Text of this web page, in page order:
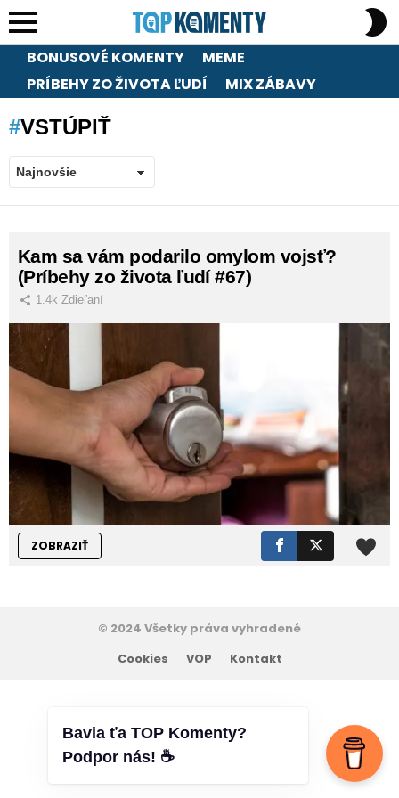
Menu
BONUSOVÉ KOMENTY
MEME
PRÍBEHY ZO ŽIVOTA ĽUDÍ
MIX ZÁBAVY
VSTÚPIŤ
STORIES
Kam sa vám podarilo omylom vojsť?
(Príbehy zo života ľudí #67)
1.4k Zdieľaní
ZOBRAZIŤ
© 2024 Všetky práva vyhradené
Cookies
VOP Kontakt
Bavia ťa TOP Komenty?
Podpor nás! ☕